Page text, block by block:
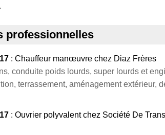
professionnelles
: Chauffeur manœuvre chez Diaz Frères
conduite poids lourds, super lourds et
terrassement, aménagement extérieur,
: Ouvrier polyvalent chez Société De